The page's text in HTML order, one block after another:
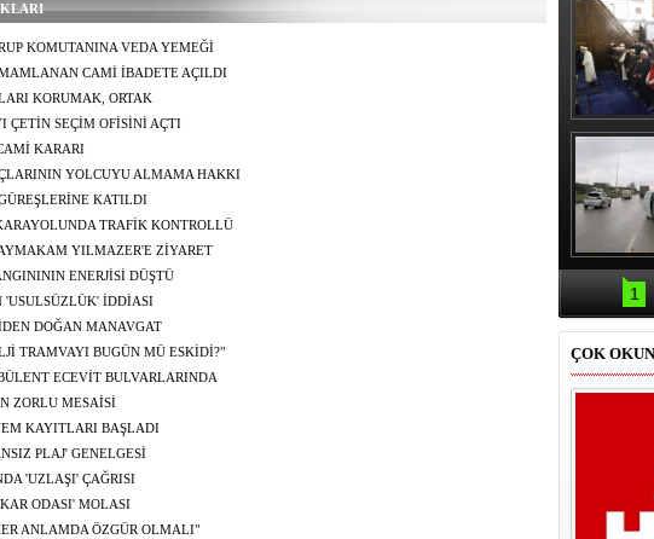
KOMUTANINA VEDA YEMEĞİ
CAMİ İBADETE AÇILDI
KORUMAK, ORTAK
ÇETİN SEÇİM OFİSİNİ AÇTI
KARARI
YOLCUYU ALMAMA HAKKI
KATILDI
TRAFİK KONTROLLÜ
YILMAZER'E ZİYARET
ENERJİSİ DÜŞTÜ
'USULSÜZLÜK' İDDİASI
DOĞAN MANAVGAT
TRAMVAYI BUGÜN MÜ ESKİDİ?"
ECEVİT BULVARLARINDA
ZORLU MESAİSİ
KAYITLARI BAŞLADI
PLAJ' GENELGESİ
'UZLAŞI' ÇAĞRISI
ODASI' MOLASI
ANLAMDA ÖZGÜR OLMALI"
Erbaş,
Veli
teravih
1
ÇOK